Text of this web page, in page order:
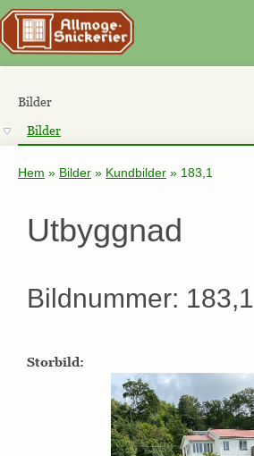
Bilder
Bilder
Hem » Bilder » Kundbilder » 183,1
Utbyggnad
Bildnummer: 183,1
Storbild: